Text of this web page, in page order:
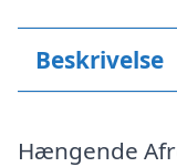
Beskrivelse
Hængende